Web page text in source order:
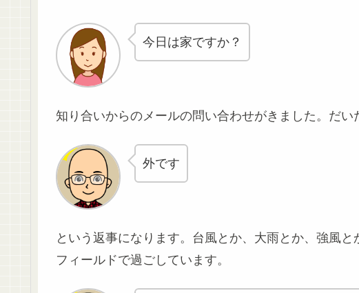
今日は家ですか？
知り合いからのメールの問い合わせがきました。だい
外です
という返事になります。台風とか、大雨とか、強風
フィールドで過ごしています。